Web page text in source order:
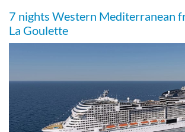
7 nights Western Mediterranean
La Goulette